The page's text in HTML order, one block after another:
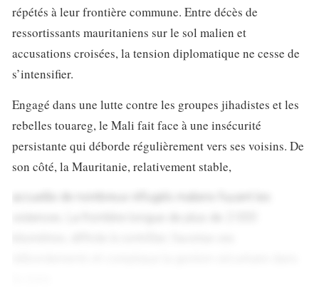
répétés à leur frontière commune. Entre décès de
ressortissants mauritaniens sur le sol malien et
accusations croisées, la tension diplomatique ne cesse de
s’intensifier.
Engagé dans une lutte contre les groupes jihadistes et les
rebelles touareg, le Mali fait face à une insécurité
persistante qui déborde régulièrement vers ses voisins. De
son côté, la Mauritanie, relativement stable,